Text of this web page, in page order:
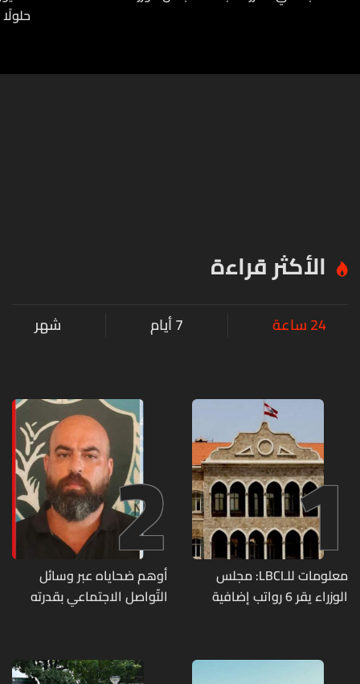
الأكثر قراءة
24 ساعة 7 أيام شهر
1
معلومات للـLBCI: مجلس
الوزراء يقر 6 رواتب إضافية
منذ آذار
2
أوهم ضحاياه عبر وسائل
التّواصل الاجتماعي بقدرته
وقع ضحيّة أعماله؟